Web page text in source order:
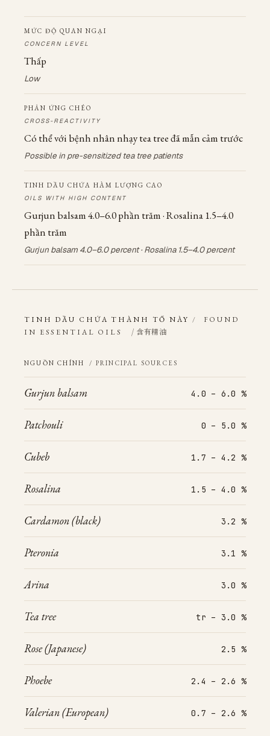
MỨC ĐỘ QUAN NGẠI
CONCERN LEVEL
Thấp
Low
PHẢN ỨNG CHÉO
CROSS-REACTIVITY
Có thể với bệnh nhân nhạy tea tree đã mẫn cảm trước
Possible in pre-sensitized tea tree patients
TINH DẦU CHỨA HÀM LƯỢNG CAO
OILS WITH HIGH CONTENT
Gurjun balsam 4.0–6.0 phần trăm · Rosalina 1.5–4.0
phần trăm
Gurjun balsam 4.0–6.0 percent · Rosalina 1.5–4.0 percent
TINH DẦU CHỨA THÀNH TỐ NÀY /
FOUND
IN ESSENTIAL OILS
/ 含有精油
NGUỒN CHÍNH / PRINCIPAL SOURCES
Gurjun balsam 4.0 – 6.0 %
Patchouli 0 – 5.0 %
Cubeb 1.7 – 4.2 %
Rosalina 1.5 – 4.0 %
Cardamon (black) 3.2 %
Pteronia 3.1 %
Arina 3.0 %
Tea tree tr – 3.0 %
Rose (Japanese) 2.5 %
Phoebe 2.4 – 2.6 %
Valerian (European) 0.7 – 2.6 %